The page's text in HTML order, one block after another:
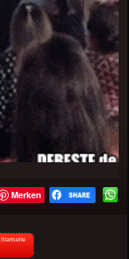
Merken
Startseite